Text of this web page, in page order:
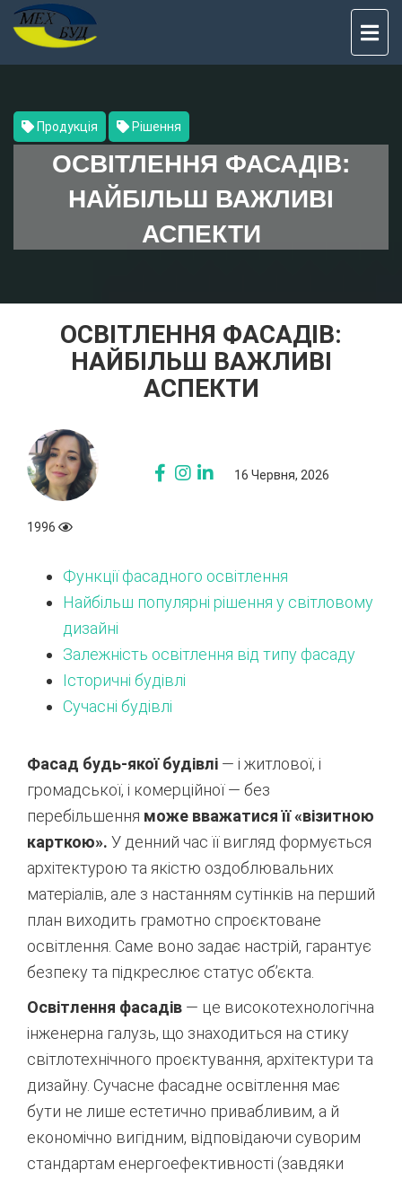
Продукція Рішення
ОСВІТЛЕННЯ ФАСАДІВ:
НАЙБІЛЬШ ВАЖЛИВІ
АСПЕКТИ
ОСВІТЛЕННЯ ФАСАДІВ:
НАЙБІЛЬШ ВАЖЛИВІ
АСПЕКТИ
16 Червня, 2026
1996
Функції фасадного освітлення
Найбільш популярні рішення у світловому
дизайні
Залежність освітлення від типу фасаду
Історичні будівлі
Сучасні будівлі
Фасад будь-якої будівлі — і житлової, і
громадської, і комерційної — без
перебільшення може вважатися її «візитною
карткою». У денний час її вигляд формується
архітектурою та якістю оздоблювальних
матеріалів, але з настанням сутінків на перший
план виходить грамотно спроєктоване
освітлення. Саме воно задає настрій, гарантує
безпеку та підкреслює статус об’єкта.
Освітлення фасадів — це високотехнологічна
інженерна галузь, що знаходиться на стику
світлотехнічного проєктування, архітектури та
дизайну. Сучасне фасадне освітлення має
бути не лише естетично привабливим, а й
економічно вигідним, відповідаючи суворим
стандартам енергоефективності (завдяки